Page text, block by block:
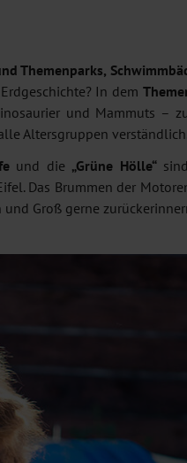
Themenparks,
In dem
und Mammuts –
Altersgruppen
und die „Grüne Hölle“
Das Brummen der
Groß gerne